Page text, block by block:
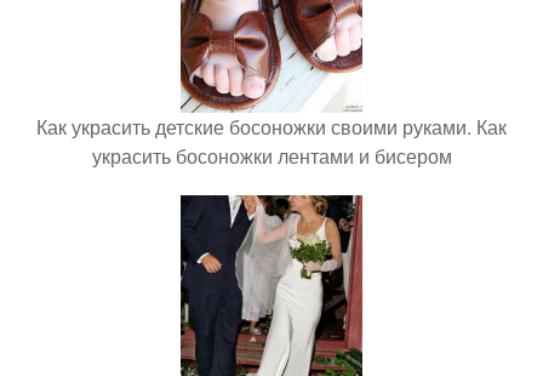
Как украсить детские босоножки своими руками. Как
украсить босоножки лентами и бисером